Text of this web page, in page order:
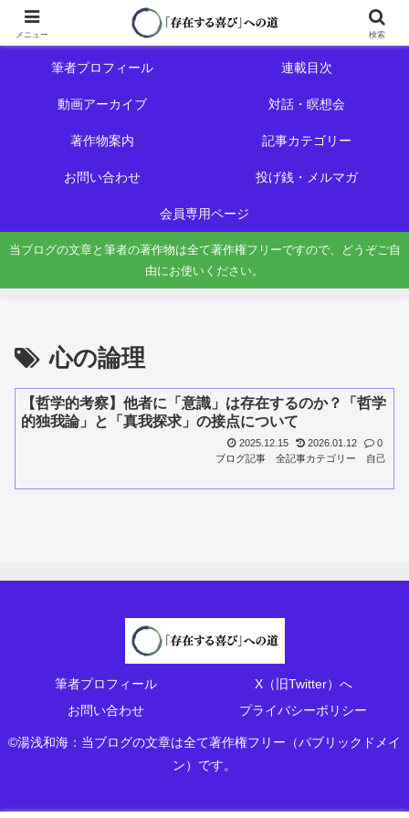
初めての方へ
筆者プロフィール 連載目次
動画アーカイブ 対話・瞑想会
著作物案内 記事カテゴリー
お問い合わせ 投げ銭・メルマガ
会員専用ページ
当ブログの文章と筆者の著作物は全て著作権フリーですので、どうぞご自
由にお使いください。
心の論理
【哲学的考察】他者に「意識」は存在するのか？「哲学
的独我論」と「真我探求」の接点について
2025.12.15 2026.01.12
0
ブログ記事
全記事カテゴリー 自己
筆者プロフィール
X（旧Twitter）へ
お問い合わせ
プライバシーポリシー
©湯浅和海：当ブログの文章は全て著作権フリー（パブリックドメイ
ン）です。
メニュー 検索